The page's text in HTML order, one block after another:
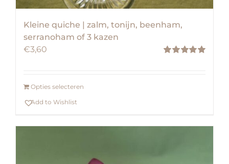
Kleine quiche | zalm, tonijn, beenham,
serranoham of 3 kazen
€3,60
Opties selecteren
Add to Wishlist